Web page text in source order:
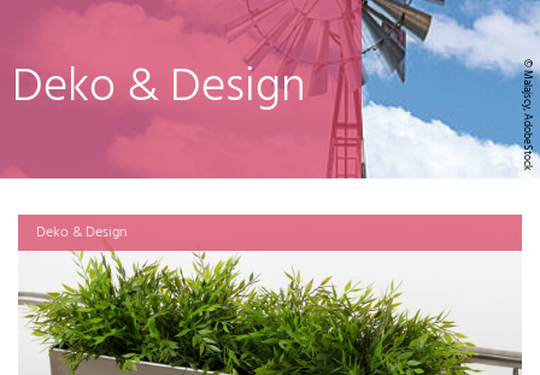
© Malajscy, AdobeStock
Deko & Design
Deko & Design